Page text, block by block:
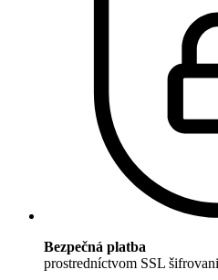
Bezpečná platba
prostredníctvom SSL